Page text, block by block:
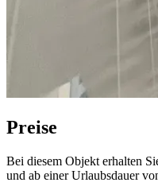
Preise
Bei diesem Objekt erhalten
und ab einer Urlaubsdauer